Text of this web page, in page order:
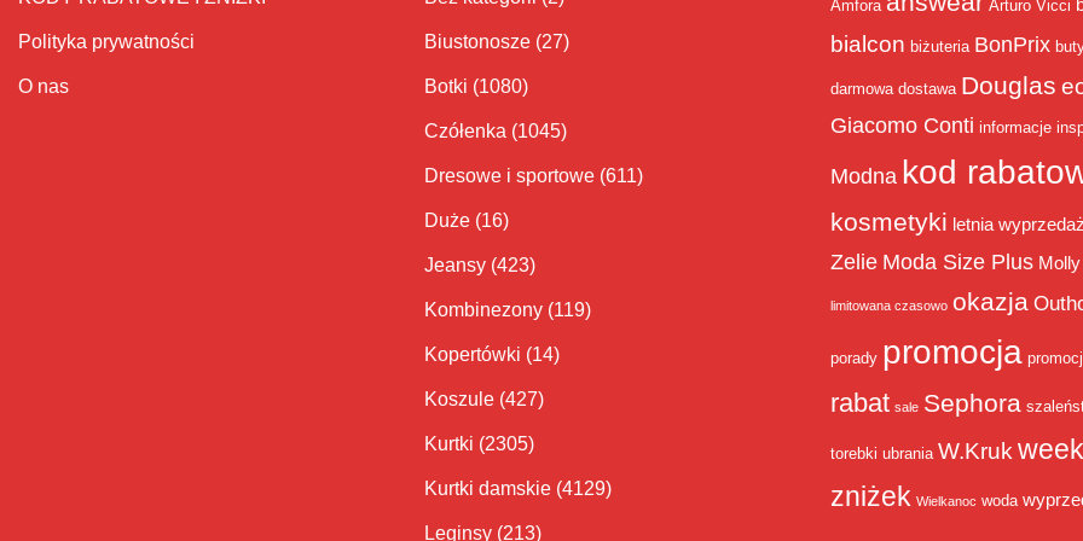
Polityka prywatności
O nas
Biustonosze (27)
Botki (1080)
Czółenka (1045)
Dresowe i sportowe (611)
Duże (16)
Jeansy (423)
Kombinezony (119)
Kopertówki (14)
Koszule (427)
Kurtki (2305)
Kurtki damskie (4129)
Leginsy (213)
Amfora Arturo Vicci
bialcon biżuteria BonPrix
darmowa dostawa Douglas
Giacomo Conti informacje
Modna kod
kosmetyki letnia
Zelie Moda Size Plus Molly
limitowana czasowo okazja
porady promocja
rabat sale Sephora
torebki ubrania W.Kruk
zniżek Wielkanoc woda